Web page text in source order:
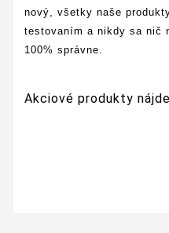
nový, všetky naše
testovaním a nikdy sa nič
100% správne.
Akciové produkty